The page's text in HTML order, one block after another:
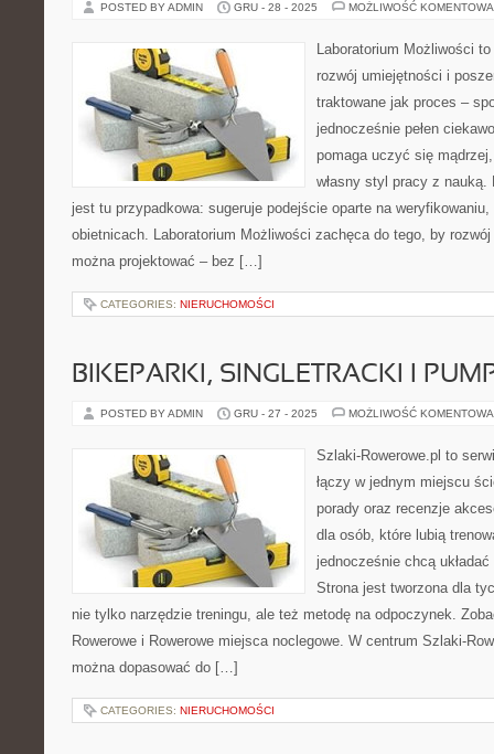
POSTED BY ADMIN GRU - 28 - 2025 MOŻLIWOŚĆ
Laboratorium Możliwości
rozwój umiejętności i
traktowane jak proces –
jednocześnie pełen
pomaga uczyć się
własny styl pracy z nauką.
jest tu przypadkowa: sugeruje podejście oparte na
obietnicach. Laboratorium Możliwości zachęca do tego, by
można projektować – bez […]
CATEGORIES: NIERUCHOMOŚCI
BIKEPARKI, SINGLETRACKI I
POSTED BY ADMIN GRU - 27 - 2025 MOŻLIWOŚĆ
Szlaki-Rowerowe.pl to
łączy w jednym miejscu
porady oraz recenzje
dla osób, które lubią
jednocześnie chcą
Strona jest tworzona dla
nie tylko narzędzie treningu, ale też metodę na odpoczynek.
Rowerowe i Rowerowe miejsca noclegowe. W centrum Szlaki-
można dopasować do […]
CATEGORIES: NIERUCHOMOŚCI